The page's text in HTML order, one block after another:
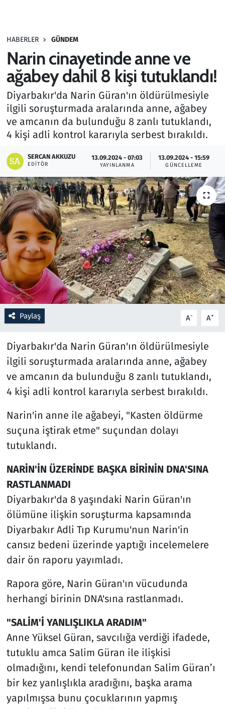
HABERLER GÜNDEM
Narin cinayetinde anne ve
ağabey dahil 8 kişi tutuklandı!
Diyarbakır'da Narin Güran'ın öldürülmesiyle
ilgili soruşturmada aralarında anne, ağabey
ve amcanın da bulunduğu 8 zanlı tutuklandı,
4 kişi adli kontrol kararıyla serbest bırakıldı.
SERCAN AKKUZU
EDITÖR
13.09.2024 - 07:03
YAYINLANMA
13.09.2024 - 15:59
GÜNCELLEME
Paylaş A- A+
Diyarbakır'da Narin Güran'ın öldürülmesiyle
ilgili soruşturmada aralarında anne, ağabey
ve amcanın da bulunduğu 8 zanlı tutuklandı,
4 kişi adli kontrol kararıyla serbest bırakıldı.
Narin'in anne ile ağabeyi, "Kasten öldürme
suçuna iştirak etme" suçundan dolayı
tutuklandı.
NARİN'İN ÜZERİNDE BAŞKA BİRİNİN DNA'SINA
RASTLANMADI
Diyarbakır'da 8 yaşındaki Narin Güran'ın
ölümüne ilişkin soruşturma kapsamında
Diyarbakır Adli Tıp Kurumu'nun Narin'in
cansız bedeni üzerinde yaptığı incelemelere
dair ön raporu yayımladı.
Rapora göre, Narin Güran'ın vücudunda
herhangi birinin DNA'sına rastlanmadı.
"SALİM'İ YANLIŞLIKLA ARADIM"
Anne Yüksel Güran, savcılığa verdiği ifadede,
tutuklu amca Salim Güran ile ilişkisi
olmadığını, kendi telefonundan Salim Güran’ı
bir kez yanlışlıkla aradığını, başka arama
yapılmışsa bunu çocuklarının yapmış
Haber
Kültür Sanat
Kurumsal Haberler
Lezzet Durağı
Oyun
Ramazan
Resmi İlanlar
Rüya Tabirleri
Sağlık
Savunma Sanayi
Seçim 2023
Spor
Televizyon